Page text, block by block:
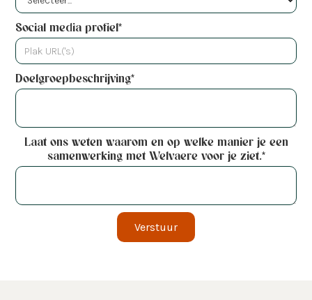
Social media profiel*
Doelgroepbeschrijving*
Laat ons weten waarom en op welke manier je een
samenwerking met Welvaere voor je ziet.*